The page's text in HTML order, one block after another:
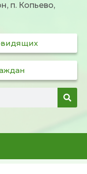
п. Копьево,